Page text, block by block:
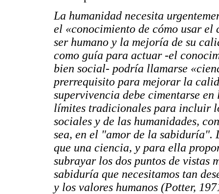
La humanidad necesita
el «conocimiento de cómo usar
ser humano y la mejoría de su
como guía para actuar -el
bien social- podría llamarse
prerrequisito para mejorar la
supervivencia debe cimentarse
límites tradicionales para incluir
sociales y de las humanidades,
sea, en el "amor de la sabiduría".
que una ciencia, y para ella
subrayar los dos puntos de vistas
sabiduría que necesitamos tan
y los valores humanos (Potter,